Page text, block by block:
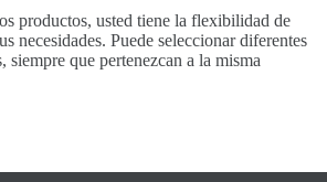
productos, usted tiene la flexibilidad de
necesidades. Puede seleccionar diferentes
siempre que pertenezcan a la misma